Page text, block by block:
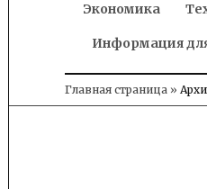
Экономика
Информация
Главная страница »